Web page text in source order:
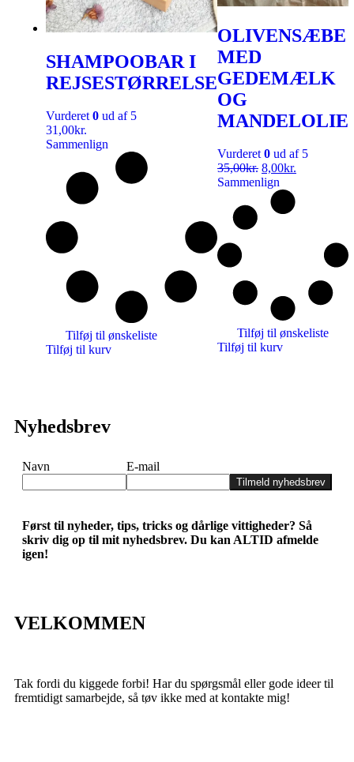
SHAMPOOBAR I
REJSESTØRRELSE
Vurderet0 ud af 5
31,00kr.
Sammenlign
Tilføj til ønskeliste
Tilføj til kurv
OLIVENSÆBE
MED
GEDEMÆLK
OG
MANDELOLIE
Vurderet0 ud af 5
35,00kr. 8,00kr.
Sammenlign
Tilføj til ønskeliste
Tilføj til kurv
Nyhedsbrev
Navn E-mail
Tilmeld nyhedsbrev
Først til nyheder, tips, tricks og dårlige vittigheder? Så
skriv dig op til mit nyhedsbrev. Du kan ALTID afmelde
igen!
VELKOMMEN
Tak fordi du kiggede forbi! Har du spørgsmål eller gode ideer til
fremtidigt samarbejde, så tøv ikke med at kontakte mig!